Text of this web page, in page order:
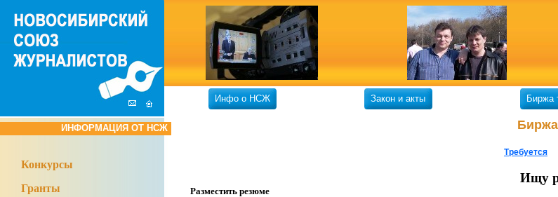
Инфо о НСЖ Закон и акты Биржа
ИНФОРМАЦИЯ ОТ НСЖ
Конкурсы
Гранты
Требуется
Ищу
Разместить резюме